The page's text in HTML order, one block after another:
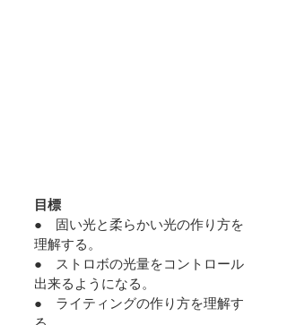
目標
●　固い光と柔らかい光の作り方を
理解する。
●　ストロボの光量をコントロール
出来るようになる。
●　ライティングの作り方を理解す